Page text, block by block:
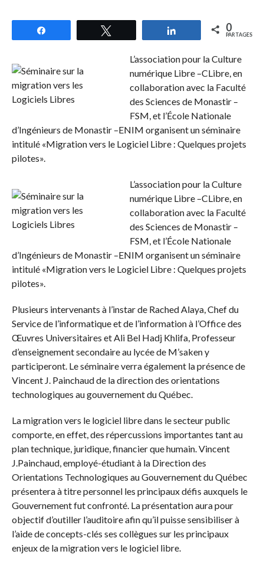
Partagez 0
PARTAGES
L’association pour la Culture
numérique Libre –CLibre, en
collaboration avec la Faculté
des Sciences de Monastir –
FSM, et l’École Nationale
d’Ingénieurs de Monastir –ENIM organisent un séminaire
intitulé «Migration vers le Logiciel Libre : Quelques projets
pilotes».
L’association pour la Culture
numérique Libre –CLibre, en
collaboration avec la Faculté
des Sciences de Monastir –
FSM, et l’École Nationale
d’Ingénieurs de Monastir –ENIM organisent un séminaire
intitulé «Migration vers le Logiciel Libre : Quelques projets
pilotes».
Plusieurs intervenants à l’instar de Rached Alaya, Chef du
Service de l’informatique et de l’information à l’Office des
Œuvres Universitaires et Ali Bel Hadj Khlifa, Professeur
d’enseignement secondaire au lycée de M’saken y
participeront. Le séminaire verra également la présence de
Vincent J. Painchaud de la direction des orientations
technologiques au gouvernement du Québec.
La migration vers le logiciel libre dans le secteur public
comporte, en effet, des répercussions importantes tant au
plan technique, juridique, financier que humain. Vincent
J.Painchaud, employé-étudiant à la Direction des
Orientations Technologiques au Gouvernement du Québec
présentera à titre personnel les principaux défis auxquels le
Gouvernement fut confronté. La présentation aura pour
objectif d’outiller l’auditoire afin qu’il puisse sensibiliser à
l’aide de concepts-clés ses collègues sur les principaux
enjeux de la migration vers le logiciel libre.